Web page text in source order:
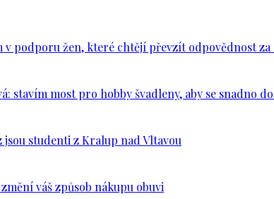
podporu žen, které chtějí převzít odpovědnost
most pro hobby švadleny, aby se snadno
studenti z Kralup nad Vltavou
váš způsob nákupu obuvi